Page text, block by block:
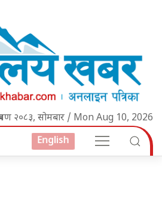
२०८३, सोमबार / Mon Aug 10, 2026
English